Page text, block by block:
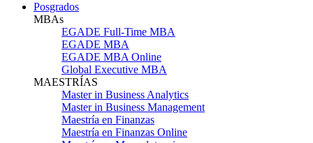
Posgrados
MBAs
EGADE Full-Time MBA
EGADE MBA
EGADE MBA Online
Global Executive MBA
MAESTRÍAS
Master in Business Analytics
Master in Business Management
Maestría en Finanzas
Maestría en Finanzas Online